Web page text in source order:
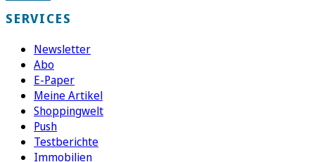
SERVICES
Newsletter
Abo
E-Paper
Meine Artikel
Shoppingwelt
Push
Testberichte
Immobilien